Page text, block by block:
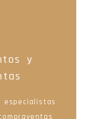
y
especialistas